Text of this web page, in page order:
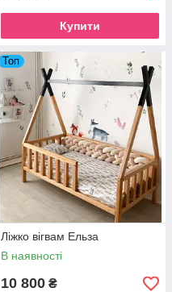
Купити
Топ
Ліжко вігвам Ельза
В наявності
10 800 ₴